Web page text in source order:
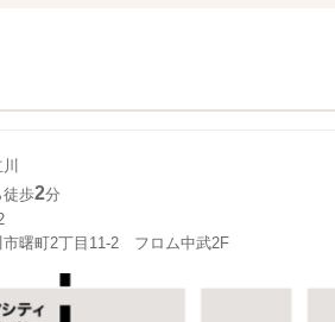
徒歩2分
市曙町2丁目11-2 フロム中武2F